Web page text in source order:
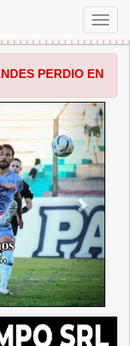
SALTA POR 1 A